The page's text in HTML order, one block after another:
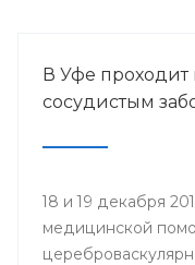
В Уфе проходит
сосудистым
18 и 19 декабря
медицинской